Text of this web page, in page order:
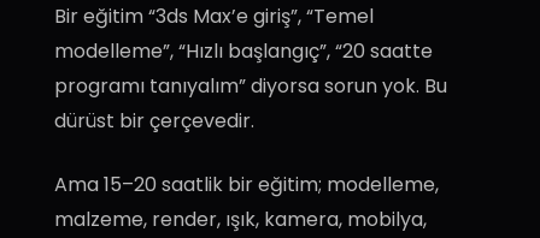
Bir eğitim “3ds Max’e giriş”, “Temel
modelleme”, “Hızlı başlangıç”, “20 saatte
programı tanıyalım” diyorsa sorun yok. Bu
dürüst bir çerçevedir.
Ama 15–20 saatlik bir eğitim; modelleme,
malzeme, render, ışık, kamera, mobilya,